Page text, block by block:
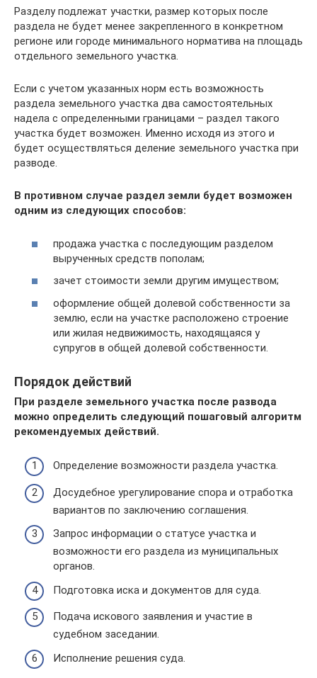
Разделу подлежат участки, размер которых после
раздела не будет менее закрепленного в конкретном
регионе или городе минимального норматива на площадь
отдельного земельного участка.
Если с учетом указанных норм есть возможность
раздела земельного участка два самостоятельных
надела с определенными границами – раздел такого
участка будет возможен. Именно исходя из этого и
будет осуществляться деление земельного участка при
разводе.
В противном случае раздел земли будет возможен
одним из следующих способов:
продажа участка с последующим разделом
вырученных средств пополам;
зачет стоимости земли другим имуществом;
оформление общей долевой собственности за
землю, если на участке расположено строение
или жилая недвижимость, находящаяся у
супругов в общей долевой собственности.
Порядок действий
При разделе земельного участка после развода
можно определить следующий пошаговый алгоритм
рекомендуемых действий.
Определение возможности раздела участка.
Досудебное урегулирование спора и отработка
вариантов по заключению соглашения.
Запрос информации о статусе участка и
возможности его раздела из муниципальных
органов.
Подготовка иска и документов для суда.
Подача искового заявления и участие в
судебном заседании.
Исполнение решения суда.